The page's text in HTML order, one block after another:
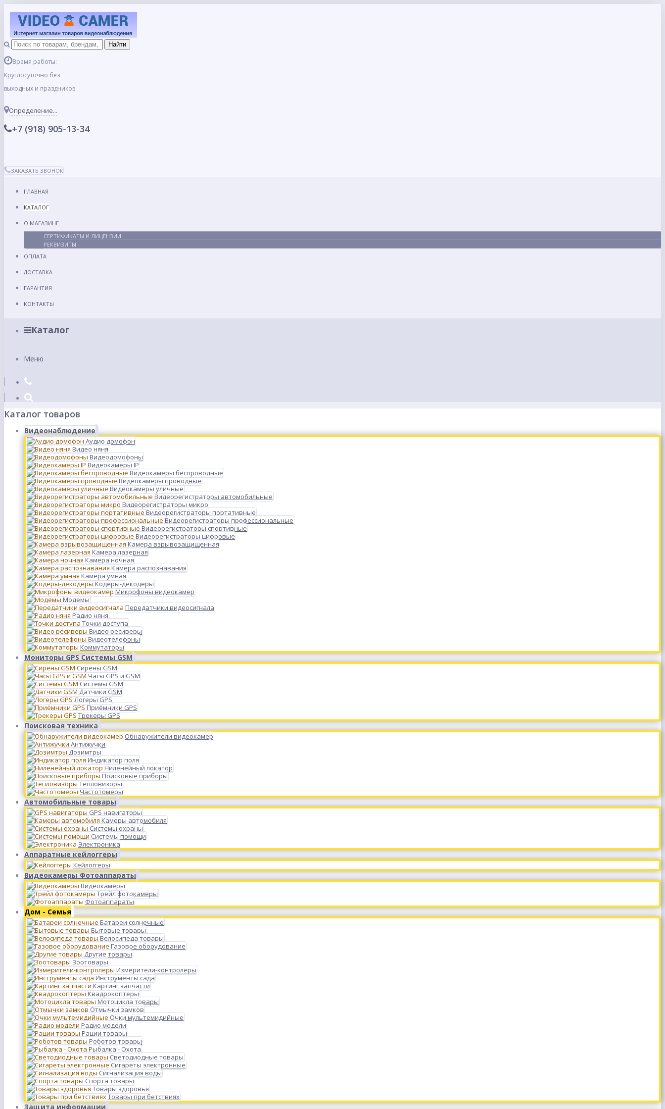
Время работы:
Круглосуточно без
выходных и праздников
Определение...
+7 (918) 905-13-34
ЗАКАЗАТЬ ЗВОНОК
ГЛАВНАЯ
КАТАЛОГ
О МАГАЗИНЕ
СЕРТИФИКАТЫ И ЛИЦЕНЗИИ
РЕКВИЗИТЫ
ОПЛАТА
ДОСТАВКА
ГАРАНТИЯ
КОНТАКТЫ
Каталог
Меню
Каталог товаров
Видеонаблюдение
Аудио домофон
Видео няня
Видеодомофоны
Видеокамеры IP
Видеокамеры беспроводные
Видеокамеры проводные
Видеокамеры уличные
Видеорегистраторы автомобильные
Видеорегистраторы микро
Видеорегистраторы портативные
Видеорегистраторы профессиональные
Видеорегистраторы спортивные
Видеорегистраторы цифровые
Камера взрывозащищенная
Камера лазерная
Камера ночная
Камера распознавания
Камера умная
Кодеры-декодеры
Микрофоны видеокамер
Модемы
Передатчики видеосигнала
Радио няня
Точки доступа
Видео ресиверы
Видеотелефоны
Коммутаторы
Мониторы GPS Системы GSM
Сирены GSM
Часы GPS и GSM
Системы GSM
Датчики GSM
Логеры GPS
Приёмники GPS
Трекеры GPS
Поисковая техника
Обнаружители видеокамер
Антижучки
Дозимтры
Индикатор поля
Ниленейный локатор
Поисковые приборы
Тепловизоры
Частотомеры
Автомобильные товары
GPS навигаторы
Камеры автомобиля
Системы охраны
Системы помощи
Электроника
Аппаратные кейлоггеры
Кейлоггеры
Видеокамеры Фотоаппараты
Видеокамеры
Трейл фотокамеры
Фотоаппараты
Дом - Семья
Батареи солнечные
Бытовые товары
Велосипеда товары
Газовое оборудование
Другие товары
Зоотовары
Измерители-контролеры
Инструменты сада
Картинг запчасти
Квадрокоптеры
Мотоцикла товары
Отмычки замков
Очки мультемидийные
Радио модели
Рации товары
Роботов товары
Рыбалка - Охота
Светодиодные товары
Сигареты электронные
Сигнализация воды
Спорта товары
Товары здоровья
Товары при бетствиях
Защита информации